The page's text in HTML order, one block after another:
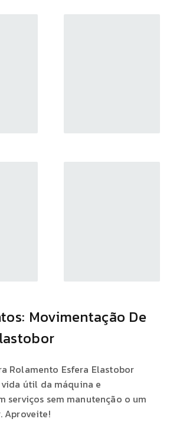
Movimentação De
Rolamento Esfera Elastobor
útil da máquina e
serviços sem manutenção o um
Aproveite!